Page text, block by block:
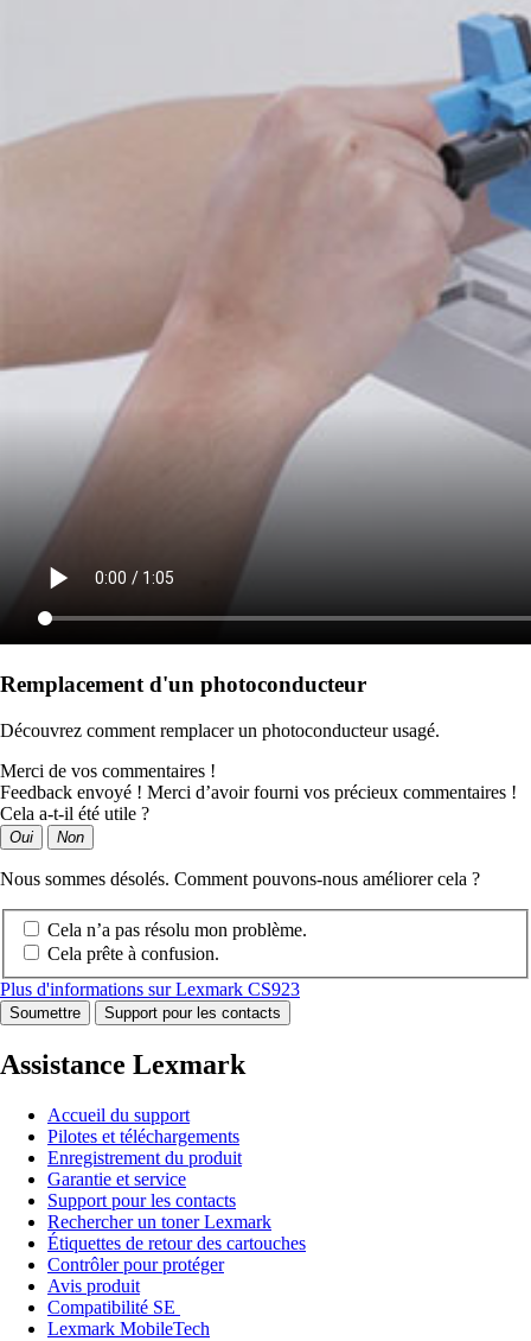
Remplacement d'un photoconducteur
Découvrez comment remplacer un photoconducteur usagé.
Merci de vos commentaires !
Feedback envoyé ! Merci d’avoir fourni vos précieux commentaires !
Cela a-t-il été utile ?
Oui Non
Nous sommes désolés. Comment pouvons-nous améliorer cela ?
Cela n’a pas résolu mon problème.
Cela prête à confusion.
Plus d'informations sur Lexmark CS923
Soumettre Support pour les contacts
Assistance Lexmark
Accueil du support
Pilotes et téléchargements
Enregistrement du produit
Garantie et service
Support pour les contacts
Rechercher un toner Lexmark
Étiquettes de retour des cartouches
Contrôler pour protéger
Avis produit
Compatibilité SE
Lexmark MobileTech